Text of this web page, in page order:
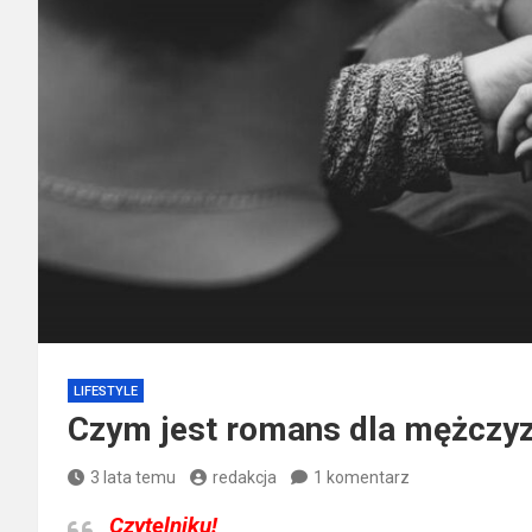
LIFESTYLE
Czym jest romans dla
3 lata temu redakcja 1 komentarz
Czytelniku!